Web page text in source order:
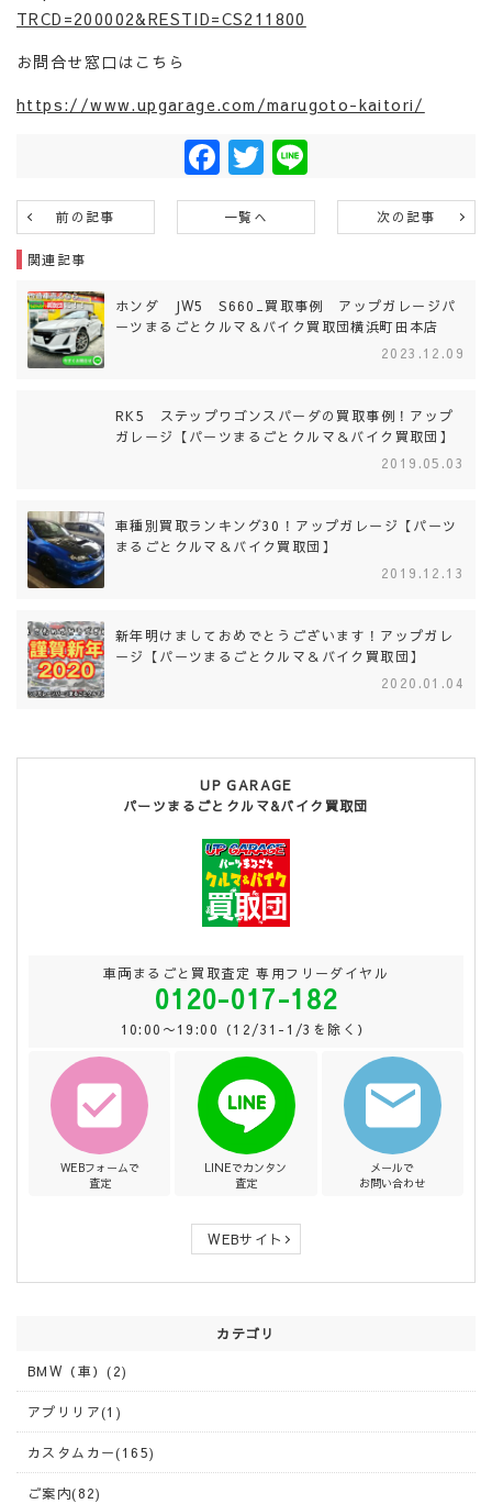
TRCD=200002&RESTID=CS211800
お問合せ窓口はこちら
https://www.upgarage.com/marugoto-kaitori/
Facebook
Twitter
前の記事 一覧へ 次の記事
関連記事
ホンダ JW5 S660_買取事例 アップガレージパ
ーツまるごとクルマ＆バイク買取団横浜町田本店
2023.12.09
RK5 ステップワゴンスパーダの買取事例！アップ
ガレージ【パーツまるごとクルマ＆バイク買取団】
2019.05.03
車種別買取ランキング30！アップガレージ【パーツ
まるごとクルマ＆バイク買取団】
2019.12.13
新年明けましておめでとうございます！アップガレ
ージ【パーツまるごとクルマ＆バイク買取団】
2020.01.04
UP GARAGE
パーツまるごとクルマ&バイク買取団
車両まるごと買取査定 専用フリーダイヤル
0120-017-182
10:00〜19:00（12/31-1/3を除く）
WEBフォームで
査定
LINEでカンタン
査定
メールで
お問い合わせ
WEBサイト
カテゴリ
BMW（車）(2)
アプリリア(1)
カスタムカー(165)
ご案内(82)